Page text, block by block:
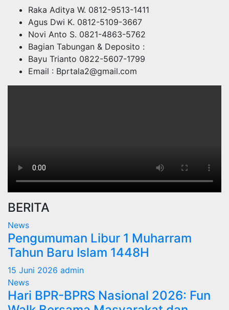
Raka Aditya W. 0812-9513-1411
Agus Dwi K. 0812-5109-3667
Novi Anto S. 0821-4863-5762
Bagian Tabungan & Deposito :
Bayu Trianto 0822-5607-1799
Email : Bprtala2@gmail.com
BERITA
News
Pengumuman Libur 1 Muharram
Tahun Baru Islam 1448H
15 Juni 2026 admin
News
Hari BPR-BPRS Nasional 2026: Fun